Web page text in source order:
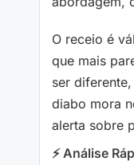
O receio é
que mais
ser
diabo mora
alerta sobre
⚡ Análise